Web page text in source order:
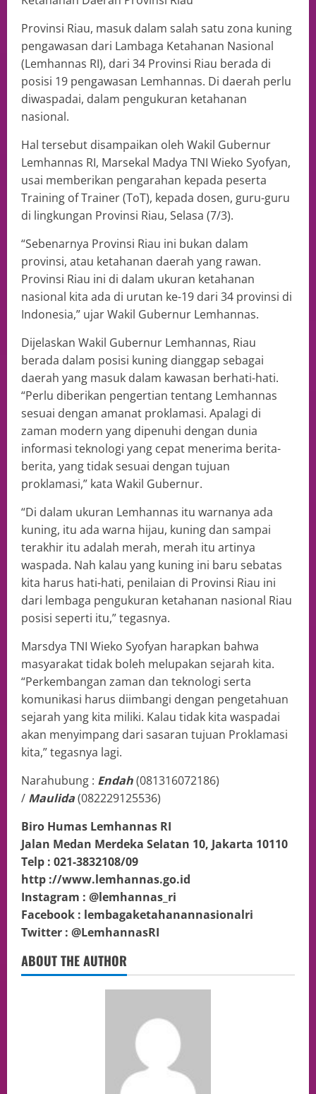
Provinsi Riau, masuk dalam salah satu zona kuning
pengawasan dari Lambaga Ketahanan Nasional
(Lemhannas RI), dari 34 Provinsi Riau berada di
posisi 19 pengawasan Lemhannas. Di daerah perlu
diwaspadai, dalam pengukuran ketahanan
nasional.
Hal tersebut disampaikan oleh Wakil Gubernur
Lemhannas RI, Marsekal Madya TNI Wieko Syofyan,
usai memberikan pengarahan kepada peserta
Training of Trainer (ToT), kepada dosen, guru-guru
di lingkungan Provinsi Riau, Selasa (7/3).
“Sebenarnya Provinsi Riau ini bukan dalam
provinsi, atau ketahanan daerah yang rawan.
Provinsi Riau ini di dalam ukuran ketahanan
nasional kita ada di urutan ke-19 dari 34 provinsi di
Indonesia,” ujar Wakil Gubernur Lemhannas.
Dijelaskan Wakil Gubernur Lemhannas, Riau
berada dalam posisi kuning dianggap sebagai
daerah yang masuk dalam kawasan berhati-hati.
“Perlu diberikan pengertian tentang Lemhannas
sesuai dengan amanat proklamasi. Apalagi di
zaman modern yang dipenuhi dengan dunia
informasi teknologi yang cepat menerima berita-
berita, yang tidak sesuai dengan tujuan
proklamasi,” kata Wakil Gubernur.
“Di dalam ukuran Lemhannas itu warnanya ada
kuning, itu ada warna hijau, kuning dan sampai
terakhir itu adalah merah, merah itu artinya
waspada. Nah kalau yang kuning ini baru sebatas
kita harus hati-hati, penilaian di Provinsi Riau ini
dari lembaga pengukuran ketahanan nasional Riau
posisi seperti itu,” tegasnya.
Marsdya TNI Wieko Syofyan harapkan bahwa
masyarakat tidak boleh melupakan sejarah kita.
“Perkembangan zaman dan teknologi serta
komunikasi harus diimbangi dengan pengetahuan
sejarah yang kita miliki. Kalau tidak kita waspadai
akan menyimpang dari sasaran tujuan Proklamasi
kita,” tegasnya lagi.
Narahubung : Endah(081316072186)
/ Maulida(082229125536)
Biro Humas Lemhannas RI
Jalan Medan Merdeka Selatan 10, Jakarta 10110
Telp : 021-3832108/09
http ://www.lemhannas.go.id
Instagram : @lemhannas_ri
Facebook : lembagaketahanannasionalri
Twitter : @LemhannasRI
ABOUT THE AUTHOR